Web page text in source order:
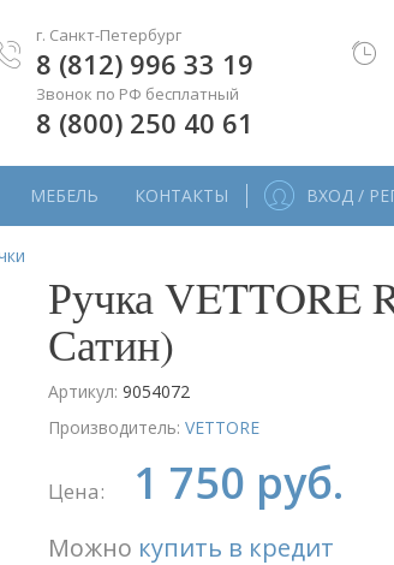
г. Санкт-Петербург
8 (812) 996 33 19
Звонок по РФ бесплатный
8 (800) 250 40 61
МЕБЕЛЬ КОНТАКТЫ ВХОД /
Ручка VETTORE
Сатин)
Артикул:9054072
Производитель:VETTORE
Цена: 1 750 руб.
Можно купить в кредит